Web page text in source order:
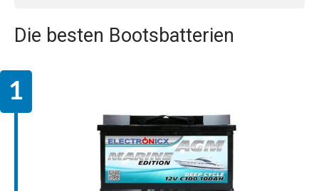
Die besten Bootsbatterien